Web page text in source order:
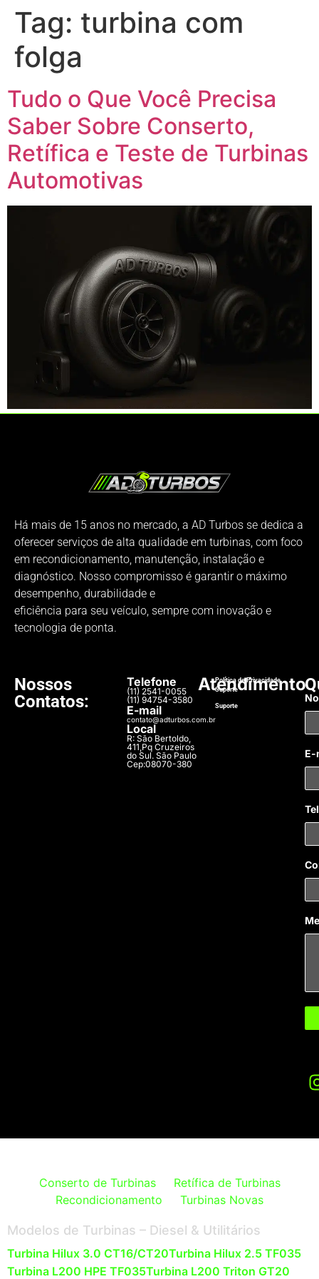
Tag: turbina com
folga
Tudo o Que Você Precisa
Saber Sobre Conserto,
Retífica e Teste de Turbinas
Automotivas
Há mais de 15 anos no mercado, a AD Turbos se dedica a
oferecer serviços de alta qualidade em turbinas, com foco
em recondicionamento, manutenção, instalação e
diagnóstico. Nosso compromisso é garantir o máximo
desempenho, durabilidade e
eficiência para seu veículo, sempre com inovação e
tecnologia de ponta.
Nossos
Contatos:
Telefone
(11) 2541-0055
(11) 94754-3580
E-mail
contato@adturbos.com.br
Local
R: São Bertoldo,
411,Pq Cruzeiros
do Sul. São Paulo
Cep:08070-380
Atendimento
Política de Privacidade
Suporte​
Suporte​
Conserto de Turbinas
Retífica de Turbinas
Recondicionamento
Turbinas Novas
Modelos de Turbinas – Diesel & Utilitários
Turbina Hilux 3.0 CT16/CT20Turbina Hilux 2.5 TF035
Turbina L200 HPE TF035Turbina L200 Triton GT20